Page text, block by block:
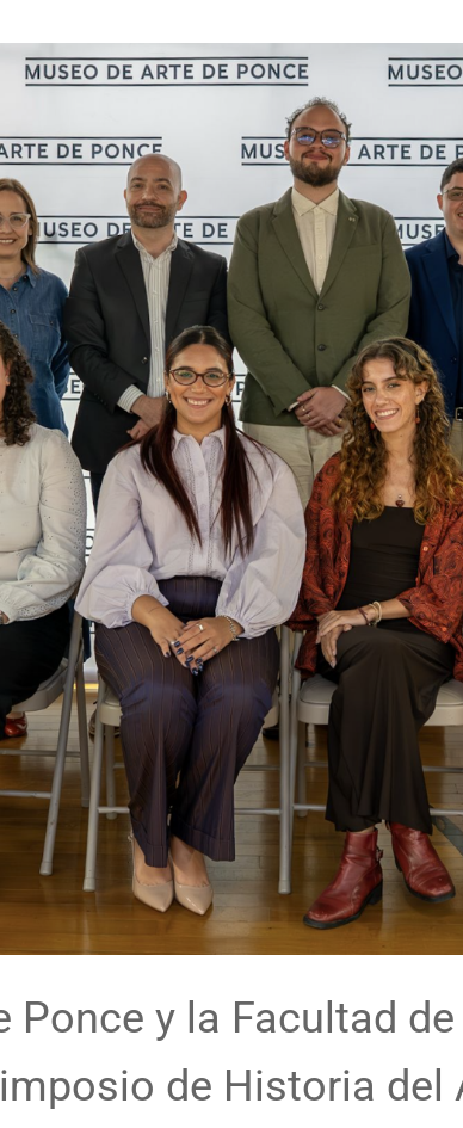
Ponce y la Facultad
de Historia del